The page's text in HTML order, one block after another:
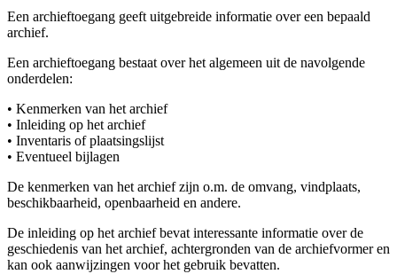
Een archieftoegang geeft uitgebreide informatie over een bepaald
archief.
Een archieftoegang bestaat over het algemeen uit de navolgende
onderdelen:
• Kenmerken van het archief
• Inleiding op het archief
• Inventaris of plaatsingslijst
• Eventueel bijlagen
De kenmerken van het archief zijn o.m. de omvang, vindplaats,
beschikbaarheid, openbaarheid en andere.
De inleiding op het archief bevat interessante informatie over de
geschiedenis van het archief, achtergronden van de archiefvormer en
kan ook aanwijzingen voor het gebruik bevatten.